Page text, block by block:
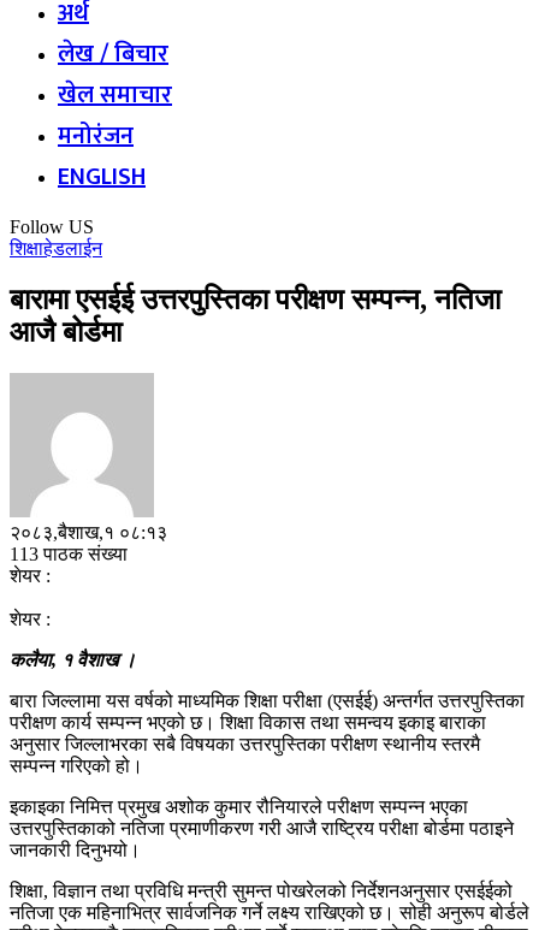
अर्थ
लेख / बिचार
खेल समाचार
मनोरंजन
ENGLISH
Follow US
शिक्षाहेडलाईन
बारामा एसईई उत्तरपुस्तिका परीक्षण सम्पन्न, नतिजा
आजै बोर्डमा
२०८३,बैशाख,१ ०८:१३
113 पाठक संख्या
शेयर :
शेयर :
कलैया, १ वैशाख ।
बारा जिल्लामा यस वर्षको माध्यमिक शिक्षा परीक्षा (एसईई) अन्तर्गत उत्तरपुस्तिका
परीक्षण कार्य सम्पन्न भएको छ। शिक्षा विकास तथा समन्वय इकाइ बाराका
अनुसार जिल्लाभरका सबै विषयका उत्तरपुस्तिका परीक्षण स्थानीय स्तरमै
सम्पन्न गरिएको हो।
इकाइका निमित्त प्रमुख अशोक कुमार रौनियारले परीक्षण सम्पन्न भएका
उत्तरपुस्तिकाको नतिजा प्रमाणीकरण गरी आजै राष्ट्रिय परीक्षा बोर्डमा पठाइने
जानकारी दिनुभयो।
शिक्षा, विज्ञान तथा प्रविधि मन्त्री सुमन्त पोखरेलको निर्देशनअनुसार एसईईको
नतिजा एक महिनाभित्र सार्वजनिक गर्ने लक्ष्य राखिएको छ। सोही अनुरूप बोर्डले